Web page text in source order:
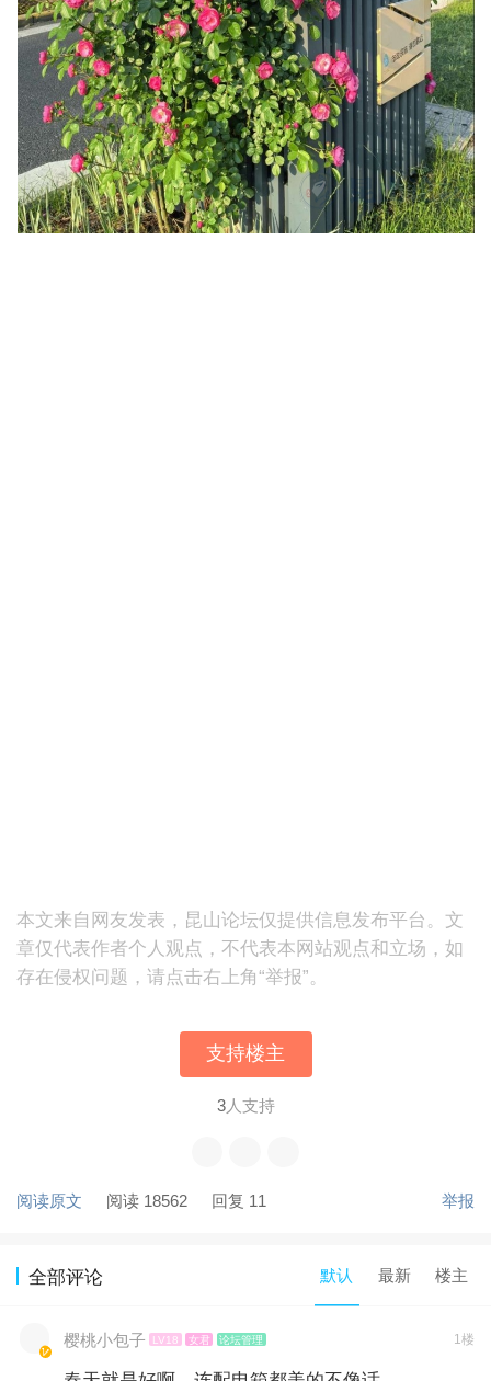
本文来自网友发表，昆山论坛仅提供信息发布平台。文
章仅代表作者个人观点，不代表本网站观点和立场，如
存在侵权问题，请点击右上角“举报”。
支持楼主
3人支持
阅读原文 阅读 18562 回复 11 举报
全部评论 默认 最新 楼主
樱桃小包子 LV18 女君 论坛管理 1楼